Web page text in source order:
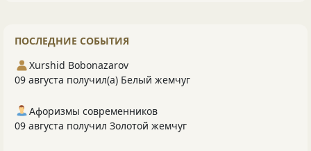
ПОСЛЕДНИЕ СОБЫТИЯ
Xurshid Bobonazarov
09 августа получил(а) Белый жемчуг
Афоризмы современников
09 августа получил Золотой жемчуг